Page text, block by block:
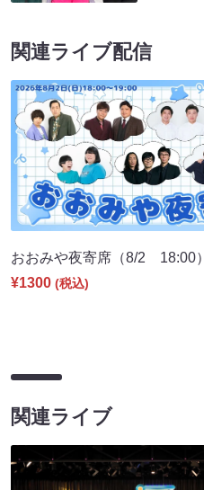
関連ライブ配信
おおみや夜寄席（8/2 18:00）
¥1300 (税込)
関連ライブ